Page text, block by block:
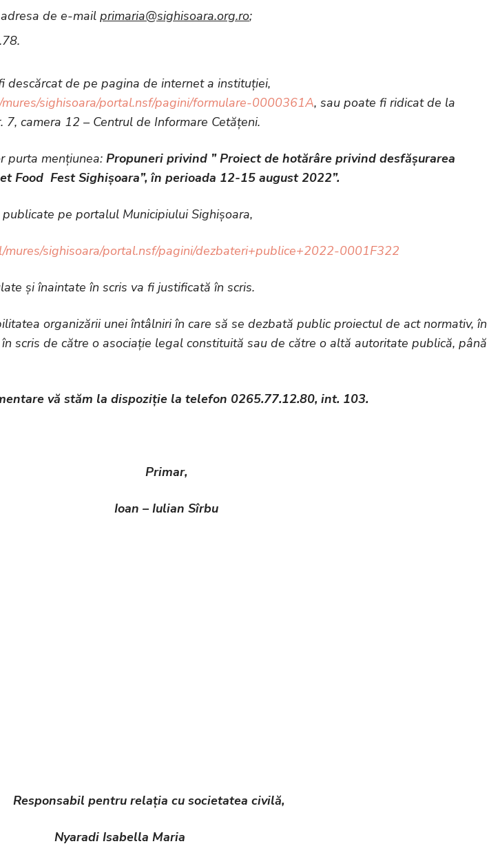
de e-mail primaria@sighisoara.org.ro;
descărcat de pe pagina de internet a instituției,
sighisoara/portal.nsf/pagini/formulare-0000361A, sau poate fi ridicat de la
camera 12 – Centrul de Informare Cetățeni.
mențiunea: Propuneri privind ” Proiect de hotărâre privind desfășurarea
Food Fest Sighișoara”, în perioada 12-15 august 2022”.
pe portalul Municipiului Sighișoara,
mures/sighisoara/portal.nsf/pagini/dezbateri+publice+2022-0001F322
și înaintate în scris va fi justificată în scris.
organizării unei întâlniri în care să se dezbată public proiectul de act normativ, în
scris de către o asociație legal constituită sau de către o altă autoritate publică, până
vă stăm la dispoziție la telefon 0265.77.12.80, int. 103.
Primar,
Ioan – Iulian Sîrbu
relația cu societatea civilă,
Maria